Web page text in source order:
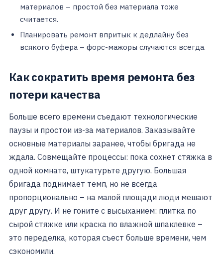
материалов – простой без материала тоже
считается.
Планировать ремонт впритык к дедлайну без
всякого буфера – форс-мажоры случаются всегда.
Как сократить время ремонта без
потери качества
Больше всего времени съедают технологические
паузы и простои из-за материалов. Заказывайте
основные материалы заранее, чтобы бригада не
ждала. Совмещайте процессы: пока сохнет стяжка в
одной комнате, штукатурьте другую. Большая
бригада поднимает темп, но не всегда
пропорционально – на малой площади люди мешают
друг другу. И не гоните с высыханием: плитка по
сырой стяжке или краска по влажной шпаклевке –
это переделка, которая съест больше времени, чем
сэкономили.